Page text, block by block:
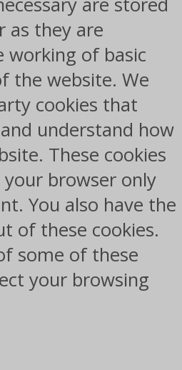
as they are
working of basic
the website. We
cookies that
understand how
These cookies
browser only
You also have the
of these cookies.
some of these
your browsing